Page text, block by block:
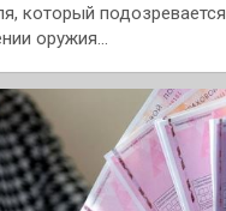
который
оружия…